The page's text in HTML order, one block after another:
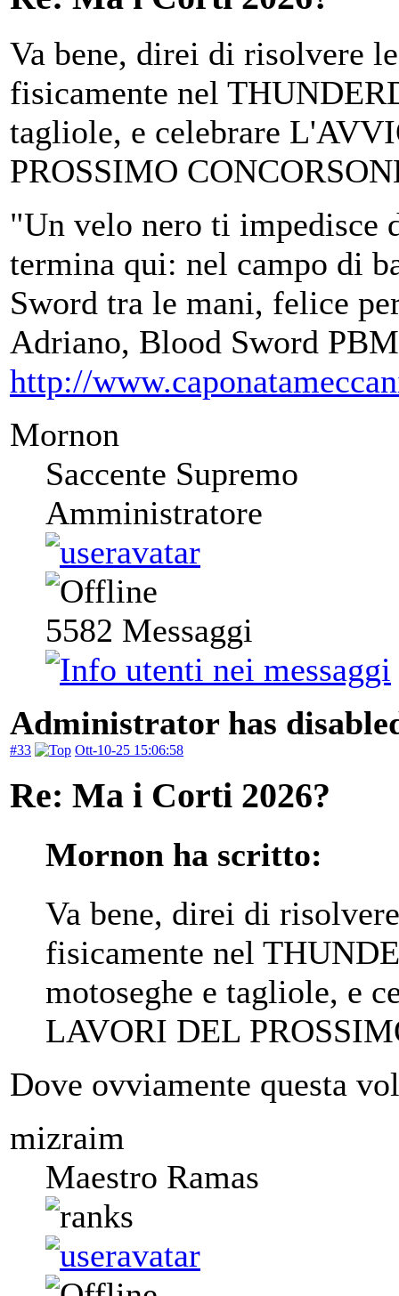
Va bene, direi di risolvere
fisicamente nel
tagliole, e celebrare
PROSSIMO
"Un velo nero ti impedisce
termina qui: nel campo di
Sword tra le mani, felice
Adriano, Blood Sword PBM
http://
Mornon
Saccente Supremo
Amministratore
5582 Messaggi
Administrator has
#33 Ott-10-25 15:06:58
Re: Ma i Corti 2026?
Mornon ha scritto:
Va bene, direi di
fisicamente nel
motoseghe e tagliole, e
LAVORI DEL
Dove ovviamente questa
mizraim
Maestro Ramas